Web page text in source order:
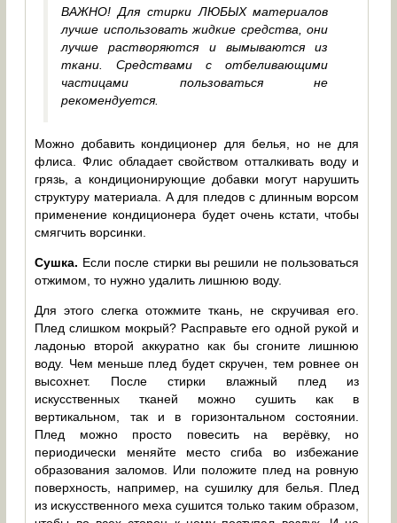
ВАЖНО! Для стирки ЛЮБЫХ материалов
лучше использовать жидкие средства, они
лучше растворяются и вымываются из
ткани. Средствами с отбеливающими
частицами пользоваться не
рекомендуется.
Можно добавить кондиционер для белья, но не для
флиса. Флис обладает свойством отталкивать воду и
грязь, а кондиционирующие добавки могут нарушить
структуру материала. А для пледов с длинным ворсом
применение кондиционера будет очень кстати, чтобы
смягчить ворсинки.
Сушка. Если после стирки вы решили не пользоваться
отжимом, то нужно удалить лишнюю воду.
Для этого слегка отожмите ткань, не скручивая его.
Плед слишком мокрый? Расправьте его одной рукой и
ладонью второй аккуратно как бы сгоните лишнюю
воду. Чем меньше плед будет скручен, тем ровнее он
высохнет. После стирки влажный плед из
искусственных тканей можно сушить как в
вертикальном, так и в горизонтальном состоянии.
Плед можно просто повесить на верёвку, но
периодически меняйте место сгиба во избежание
образования заломов. Или положите плед на ровную
поверхность, например, на сушилку для белья. Плед
из искусственного меха сушится только таким образом,